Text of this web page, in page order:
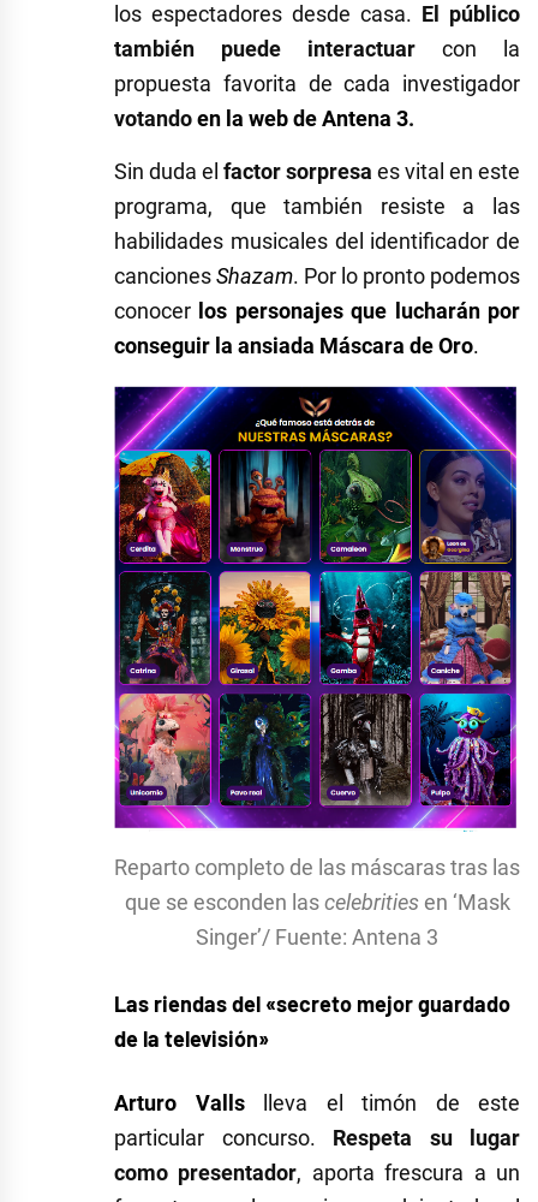
los espectadores desde casa. El público
también puede interactuar con la
propuesta favorita de cada investigador
votandoen la web de Antena 3.
Sin duda el factor sorpresa es vital en este
programa, que también resiste a las
habilidades musicales del identificador de
cancionesShazam. Por lo pronto podemos
conocer los personajes que lucharán por
conseguir la ansiada Máscara de Oro.
Reparto completo de las máscaras tras las
que se esconden lascelebritiesen ‘Mask
Singer’/ Fuente: Antena 3
Las riendas del «secreto mejor guardado
de la televisión»
Arturo Vallslleva el timón de este
particular concurso. Respeta su lugar
como presentador, aporta frescura a un